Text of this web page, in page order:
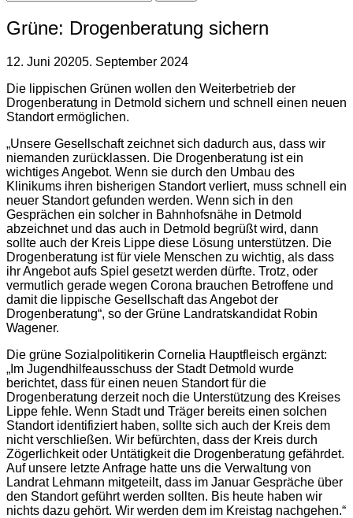
Grüne: Drogenberatung sichern
12. Juni 20205. September 2024
Die lippischen Grünen wollen den Weiterbetrieb der
Drogenberatung in Detmold sichern und schnell einen neuen
Standort ermöglichen.
„Unsere Gesellschaft zeichnet sich dadurch aus, dass wir
niemanden zurücklassen. Die Drogenberatung ist ein
wichtiges Angebot. Wenn sie durch den Umbau des
Klinikums ihren bisherigen Standort verliert, muss schnell ein
neuer Standort gefunden werden. Wenn sich in den
Gesprächen ein solcher in Bahnhofsnähe in Detmold
abzeichnet und das auch in Detmold begrüßt wird, dann
sollte auch der Kreis Lippe diese Lösung unterstützen. Die
Drogenberatung ist für viele Menschen zu wichtig, als dass
ihr Angebot aufs Spiel gesetzt werden dürfte. Trotz, oder
vermutlich gerade wegen Corona brauchen Betroffene und
damit die lippische Gesellschaft das Angebot der
Drogenberatung“, so der Grüne Landratskandidat Robin
Wagener.
Die grüne Sozialpolitikerin Cornelia Hauptfleisch ergänzt:
„Im Jugendhilfeausschuss der Stadt Detmold wurde
berichtet, dass für einen neuen Standort für die
Drogenberatung derzeit noch die Unterstützung des Kreises
Lippe fehle. Wenn Stadt und Träger bereits einen solchen
Standort identifiziert haben, sollte sich auch der Kreis dem
nicht verschließen. Wir befürchten, dass der Kreis durch
Zögerlichkeit oder Untätigkeit die Drogenberatung gefährdet.
Auf unsere letzte Anfrage hatte uns die Verwaltung von
Landrat Lehmann mitgeteilt, dass im Januar Gespräche über
den Standort geführt werden sollten. Bis heute haben wir
nichts dazu gehört. Wir werden dem im Kreistag nachgehen.“